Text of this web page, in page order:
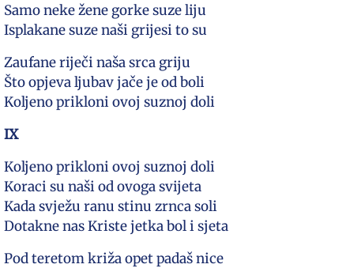
Samo neke žene gorke suze liju
Isplakane suze naši grijesi to su
Zaufane riječi naša srca griju
Što opjeva ljubav jače je od boli
Koljeno prikloni ovoj suznoj doli
IX
Koljeno prikloni ovoj suznoj doli
Koraci su naši od ovoga svijeta
Kada svježu ranu stinu zrnca soli
Dotakne nas Kriste jetka bol i sjeta
Pod teretom križa opet padaš nice